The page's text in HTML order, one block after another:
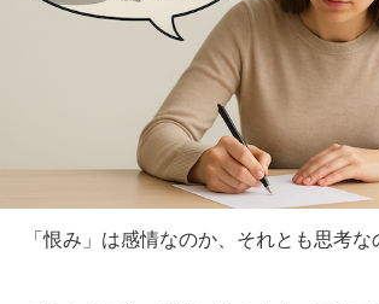
「恨み」は感情なのか、それとも思考な